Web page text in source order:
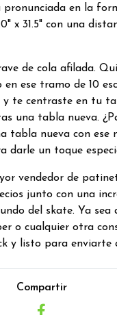
pronunciada en la
x 31.5" con una
de cola afilada.
ese tramo de 10
y te centraste en tu
una tabla nueva.
tabla nueva con ese
darle un toque
vendedor de
junto con una
del skate. Ya sea
o cualquier otra
y listo para enviarte
Compartir